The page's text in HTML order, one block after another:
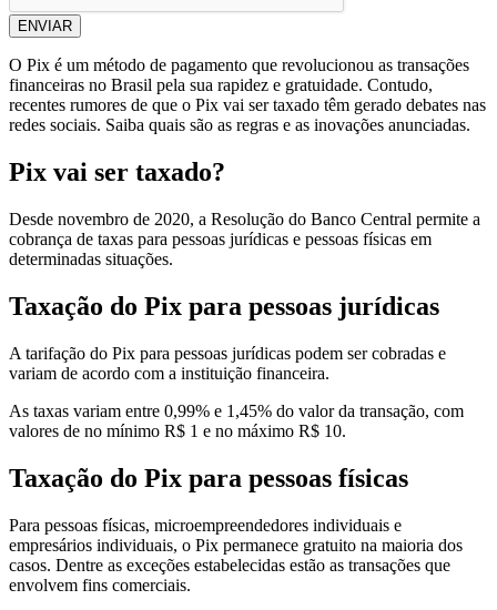
ENVIAR
O Pix é um método de pagamento que revolucionou as transações
financeiras no Brasil pela sua rapidez e gratuidade. Contudo,
recentes rumores de que o Pix vai ser taxado têm gerado debates nas
redes sociais. Saiba quais são as regras e as inovações anunciadas.
Pix vai ser taxado?
Desde novembro de 2020, a Resolução do Banco Central permite a
cobrança de taxas para pessoas jurídicas e pessoas físicas em
determinadas situações.
Taxação do Pix para pessoas jurídicas
A tarifação do Pix para pessoas jurídicas podem ser cobradas e
variam de acordo com a instituição financeira.
As taxas variam entre 0,99% e 1,45% do valor da transação, com
valores de no mínimo R$ 1 e no máximo R$ 10.
Taxação do Pix para pessoas físicas
Para pessoas físicas, microempreendedores individuais e
empresários individuais, o Pix permanece gratuito na maioria dos
casos. Dentre as exceções estabelecidas estão as transações que
envolvem fins comerciais.